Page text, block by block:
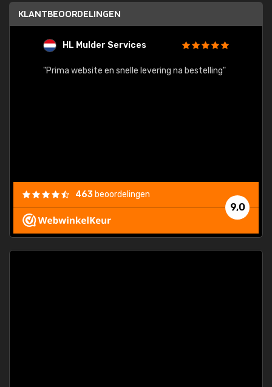
KLANTBEOORDELINGEN
HL Mulder Services
"Prima website en snelle levering na bestelling"
9,0
463 beoordelingen